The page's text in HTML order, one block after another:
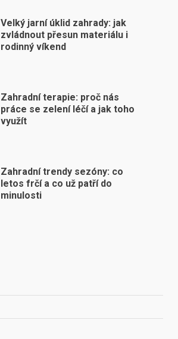
Velký jarní úklid zahrady: jak
zvládnout přesun materiálu i
rodinný víkend
Zahradní terapie: proč nás
práce se zelení léčí a jak toho
využít
Zahradní trendy sezóny: co
letos frčí a co už patří do
minulosti